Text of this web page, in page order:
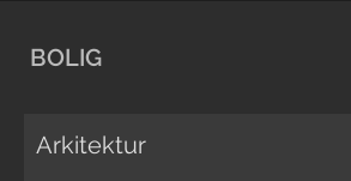
BOLIG
Arkitektur